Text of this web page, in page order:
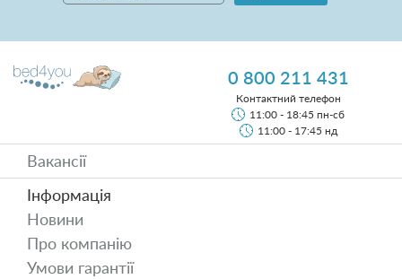
0 800 211 431
Контактний телефон
11:00 - 18:45 пн-сб
11:00 - 17:45 нд
Вакансії
Інформація
Новини
Про компанію
Умови гарантії